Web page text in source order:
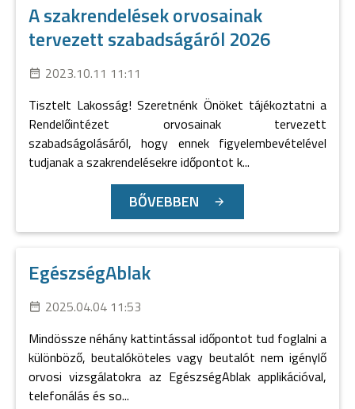
A szakrendelések orvosainak
tervezett szabadságáról 2026
2023.10.11 11:11
Tisztelt Lakosság! Szeretnénk Önöket tájékoztatni a
Rendelőintézet orvosainak tervezett
szabadságolásáról, hogy ennek figyelembevételével
tudjanak a szakrendelésekre időpontot k...
BŐVEBBEN
EgészségAblak
2025.04.04 11:53
Mindössze néhány kattintással időpontot tud foglalni a
különböző, beutalóköteles vagy beutalót nem igénylő
orvosi vizsgálatokra az EgészségAblak applikációval,
telefonálás és so...